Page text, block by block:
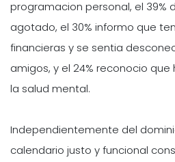
programacion personal, el 39%
agotado, el 30% informo que
financieras y se sentia
amigos, y el 24% reconocio
la salud mental.
Independientemente del
calendario justo y funcional